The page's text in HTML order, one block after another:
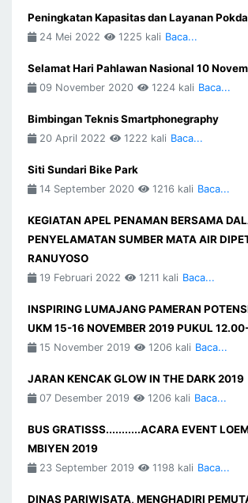
Peningkatan Kapasitas dan Layanan
24 Mei 2022 1225 kali Baca...
Selamat Hari Pahlawan Nasional 10
09 November 2020 1224 kali Baca...
Bimbingan Teknis Smartphonegraphy
20 April 2022 1222 kali Baca...
Siti Sundari Bike Park
14 September 2020 1216 kali Baca...
KEGIATAN APEL PENAMAN BERSAMA
PENYELAMATAN SUMBER MATA AIR
RANUYOSO
19 Februari 2022 1211 kali Baca...
INSPIRING LUMAJANG PAMERAN
UKM 15-16 NOVEMBER 2019 PUKUL
15 November 2019 1206 kali Baca...
JARAN KENCAK GLOW IN THE DARK 2019
07 Desember 2019 1206 kali Baca...
BUS GRATISSS...........ACARA EVENT
MBIYEN 2019
23 September 2019 1198 kali Baca...
DINAS PARIWISATA, MENGHADIRI